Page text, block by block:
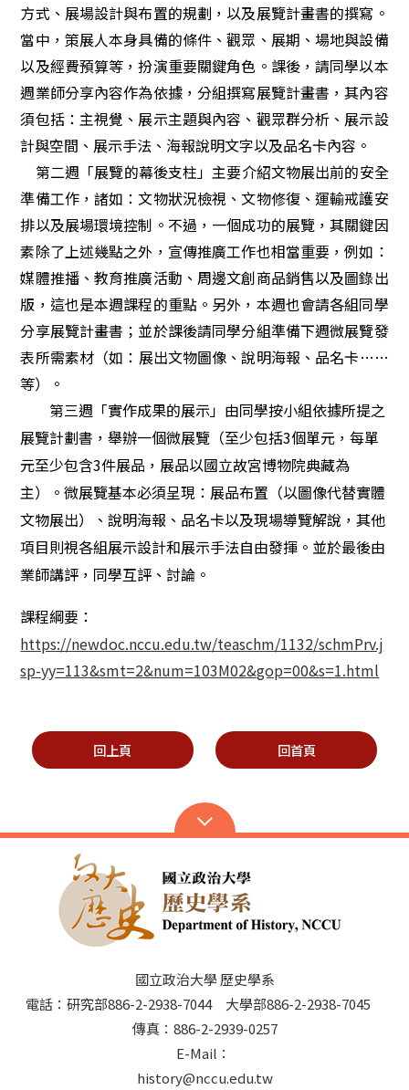
方式、展場設計與布置的規劃，以及展覽計畫書的撰寫 。
當中，策展人本身具備的條件、觀眾、展期、場地與設備
以及經費預算等，扮演重要關鍵角色。課後，請同學以本
週業師分享內容作為依據，分組撰寫展覽計畫書，其內容
須包括：主視覺、展示主題與內容、觀眾群分析、展示設
計與空間、展示手法、海報說明文字以及品名卡內容。
第二週「展覽的幕後支柱」主要介紹文物展出前的安全
準備工作，諸如：文物狀況檢視、文物修復、運輸戒護安
排以及展場環境控制。不過，一個成功的展覽，其關鍵因
素除了上述幾點之外，宣傳推廣工作也相當重要，例如：
媒體推播、教育推廣活動、周邊文創商品銷售以及圖錄出
版，這也是本週課程的重點。另外，本週也會請各組同學
分享展覽計畫書；並於課後請同學分組準備下週微展覽發
表所需素材（如：展出文物圖像、說明海報、品名卡……
等）。
第三週 「實作成果的展示」由同學按小組依據所提之
展覽計劃書，舉辦一個微展覽（至少包括3個單元，每單
元至少包含3件展品，展品以國立故宮博物院典藏為
主）。微展覽基本必須呈現：展品布置（以圖像代替實體
文物展出）、說明海報、品名卡以及現場導覽解說，其他
項目則視各組展示設計和展示手法自由發揮。並於最後由
業師講評，同學互評、討論。
課程綱要：
https://newdoc.nccu.edu.tw/teaschm/1132/schmPrv.j
sp-yy=113&smt=2&num=103M02&gop=00&s=1.html
回上頁 回首頁
國立政治大學 歷史學系
電話：研究部886-2-2938-7044 大學部886-2-2938-7045
傳真：886-2-2939-0257
E-Mail：
history@nccu.edu.tw